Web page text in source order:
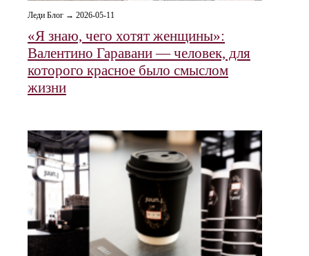
Леди Блог → 2026-05-11
«Я знаю, чего хотят женщины»:
Валентино Гаравани — человек, для
которого красное было смыслом
жизни